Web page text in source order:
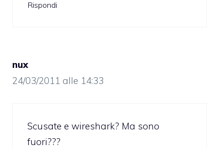
Rispondi
nux
24/03/2011 alle 14:33
Scusate e wireshark? Ma sono
fuori???